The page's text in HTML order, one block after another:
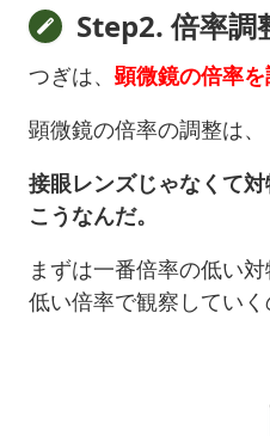
Step2. 倍率調
つぎは、 顕微鏡の倍率を
顕微鏡の倍率の調整は、
接眼レンズじゃなくて
こうなんだ。
まずは一番倍率の低い
低い倍率で観察していく